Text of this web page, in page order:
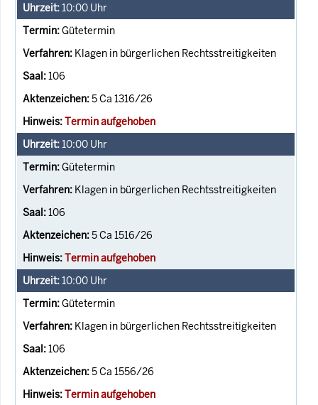
10:00 Uhr
Gütetermin
Klagen in bürgerlichen Rechtsstreitigkeiten
106
5 Ca 1316/26
Termin aufgehoben
10:00 Uhr
Gütetermin
Klagen in bürgerlichen Rechtsstreitigkeiten
106
5 Ca 1516/26
Termin aufgehoben
10:00 Uhr
Gütetermin
Klagen in bürgerlichen Rechtsstreitigkeiten
106
5 Ca 1556/26
Termin aufgehoben